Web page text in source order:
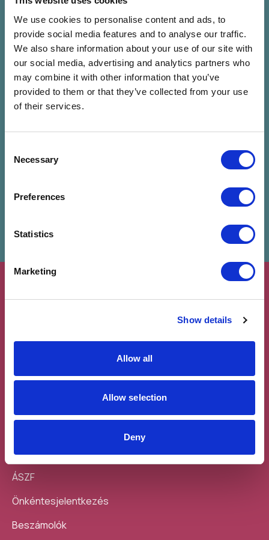
We use cookies to personalise content and ads, to
provide social media features and to analyse our traffic.
We also share information about your use of our site with
our social media, advertising and analytics partners who
may combine it with other information that you’ve
provided to them or that they’ve collected from your use
of their services.
Selection
Necessary
Preferences
Statistics
Marketing
Show details
Allow all
Allow selection
Deny
Sas Zoltán
Előadó mentése
hírlevélre
mobilodra
Sajtó
ÁSZF
Önkéntesjelentkezés
Beszámolók